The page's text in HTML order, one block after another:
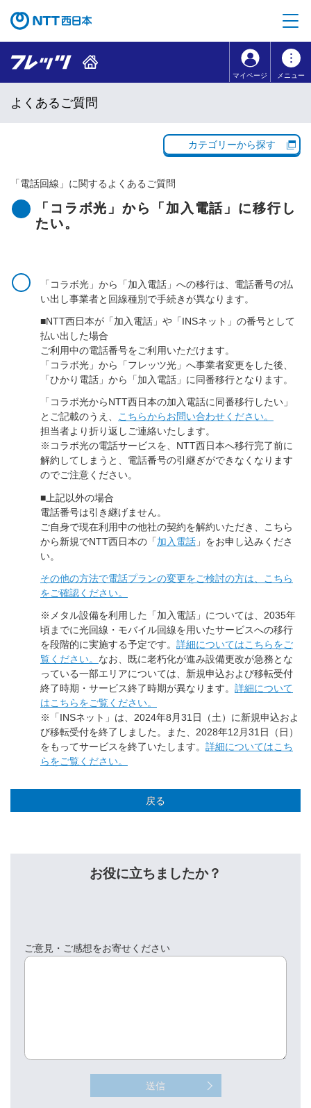
コンテンツのリンクナビゲーションへ移動
マイページ メニュー
よくあるご質問
カテゴリーから探す
「電話回線 」に関するよくあるご質問
「コラボ光」から「加入電話」に移行し
たい。
「コラボ光」から「加入電話」への移行は、電話番号の払
い出し事業者と回線種別で手続きが異なります。
■NTT西日本が「加入電話」や「INSネット」の番号として
払い出した場合
ご利用中の電話番号をご利用いただけます。
「コラボ光」から「フレッツ光」へ事業者変更をした後、
「ひかり電話」から「加入電話」に同番移行となります。
「コラボ光からNTT西日本の加入電話に同番移行したい」
とご記載のうえ、 こちらからお問い合わせください。
担当者より折り返しご連絡いたします。
※コラボ光の電話サービスを、NTT西日本へ移行完了前に
解約してしまうと、電話番号の引継ぎができなくなります
のでご注意ください。
■上記以外の場合
電話番号は引き継げません。
ご自身で現在利用中の他社の契約を解約いただき、こちら
から新規でNTT西日本の「加入電話 」をお申し込みくださ
い。
その他の方法で電話プランの変更をご検討の方は、こちら
をご確認ください。
※メタル設備を利用した「加入電話」については、2035年
頃までに光回線・モバイル回線を用いたサービスへの移行
を段階的に実施する予定です。 詳細についてはこちらをご
覧ください。 なお、既に老朽化が進み設備更改が急務とな
っている一部エリアについては、新規申込および移転受付
終了時期・サービス終了時期が異なります。 詳細について
はこちらをご覧ください。
※「INSネット」は、2024年8月31日（土）に新規申込およ
び移転受付を終了しました。また、2028年12月31日（日）
をもってサービスを終了いたします。 詳細についてはこち
らをご覧ください。
戻る
お役に立ちましたか？
ご意見・ご感想をお寄せください
送信